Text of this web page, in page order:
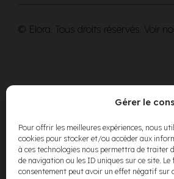
Gérer le
Pour offrir les meilleures expériences, nous
cookies pour stocker et/ou accéder aux
à ces technologies nous permettra de traiter
de navigation ou les ID uniques sur ce site.
consentement peut avoir un effet négatif
© Elora. Tous droits réservés. Voir